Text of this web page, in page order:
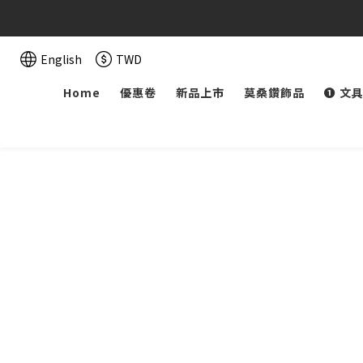
English TWD
Home 優惠卷 新品上市 莫桑鑽飾品 ➊ 文